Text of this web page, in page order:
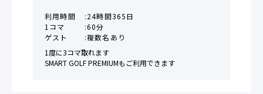
利用時間
24時間365日
1コマ
60分
ゲスト
複数名あり
1度に3コマ取れます
SMART GOLF PREMIUMもご利用できます